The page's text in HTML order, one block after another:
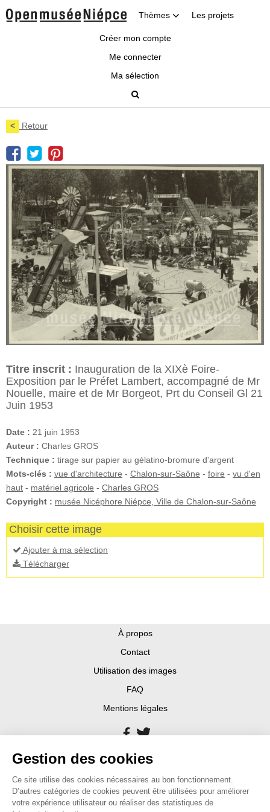
Thèmes Les projets
Créer mon compte
Me connecter
Ma sélection
< Retour
Titre inscrit : Inauguration de la XIXè Foire-
Exposition par le Préfet Lambert, accompagné de Mr
Nouelle, maire et de Mr Borgeot, Prt du Conseil Gl 21
Juin 1953
Date : 21 juin 1953
Auteur : Charles GROS
Technique : tirage sur papier au gélatino-bromure d'argent
Mots-clés : vue d'architecture - Chalon-sur-Saône - foire - vu d'en
haut - matériel agricole - Charles GROS
Copyright : musée Nicéphore Niépce, Ville de Chalon-sur-Saône
Choisir cette image
Ajouter à ma sélection
Télécharger
À propos
Contact
Utilisation des images
FAQ
Mentions légales
Gestion des cookies
Ce site utilise des cookies nécessaires au bon fonctionnement.
D’autres catégories de cookies peuvent être utilisées pour améliorer
votre expérience utilisateur ou réaliser des statistiques de